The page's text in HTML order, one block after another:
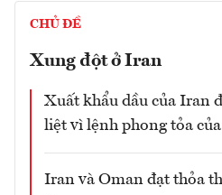
CHỦ ĐỀ
Xung đột ở Iran
Xuất khẩu dầu của Iran
liệt vì lệnh phong tỏa
Iran và Oman đạt thỏa